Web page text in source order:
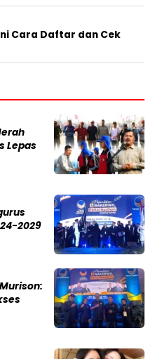
Cara Daftar dan Cek
Lepas
2029